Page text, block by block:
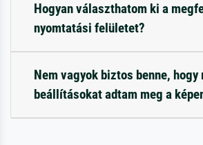
Hogyan választhatom ki a
nyomtatási felületet?
Nem vagyok biztos benne,
beállításokat adtam meg a